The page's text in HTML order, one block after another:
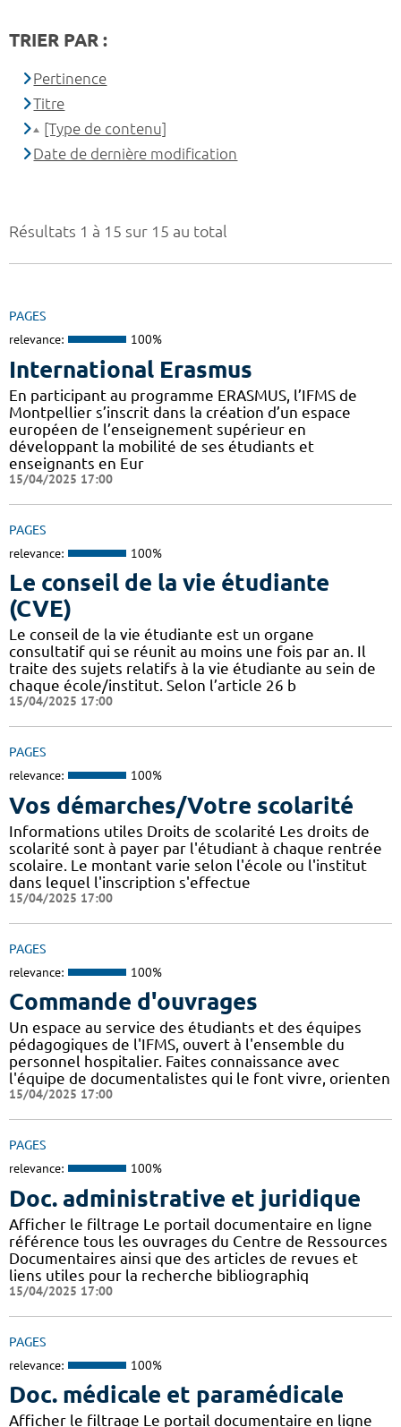
Résultats 1 à 15 sur 15 au total
PAGES
relevance: 100%
International Erasmus
En participant au programme ERASMUS, l’IFMS de
Montpellier s’inscrit dans la création d’un espace
européen de l’enseignement supérieur en
développant la mobilité de ses étudiants et
enseignants en Eur
15/04/2025 17:00
PAGES
relevance: 100%
Le conseil de la vie étudiante
(CVE)
Le conseil de la vie étudiante est un organe
consultatif qui se réunit au moins une fois par an. Il
traite des sujets relatifs à la vie étudiante au sein de
chaque école/institut. Selon l’article 26 b
15/04/2025 17:00
PAGES
relevance: 100%
Vos démarches/Votre scolarité
Informations utiles Droits de scolarité Les droits de
scolarité sont à payer par l'étudiant à chaque rentrée
scolaire. Le montant varie selon l'école ou l'institut
dans lequel l'inscription s'effectue
15/04/2025 17:00
PAGES
relevance: 100%
Commande d'ouvrages
Un espace au service des étudiants et des équipes
pédagogiques de l'IFMS, ouvert à l'ensemble du
personnel hospitalier. Faites connaissance avec
l'équipe de documentalistes qui le font vivre, orienten
15/04/2025 17:00
PAGES
relevance: 100%
Doc. administrative et juridique
Afficher le filtrage Le portail documentaire en ligne
référence tous les ouvrages du Centre de Ressources
Documentaires ainsi que des articles de revues et
liens utiles pour la recherche bibliographiq
15/04/2025 17:00
PAGES
relevance: 100%
Doc. médicale et paramédicale
Afficher le filtrage Le portail documentaire en ligne
TRIER PAR :
Pertinence
Titre
[Type de contenu]
Date de dernière modification